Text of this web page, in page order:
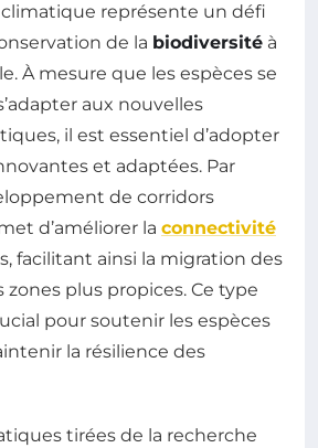
représente un défi
de la biodiversité à
À mesure que les espèces se
aux nouvelles
il est essentiel d’adopter
et adaptées. Par
de corridors
d’améliorer la connectivité
facilitant ainsi la migration des
zones plus propices. Ce type
pour soutenir les espèces
la résilience des
tirées de la recherche